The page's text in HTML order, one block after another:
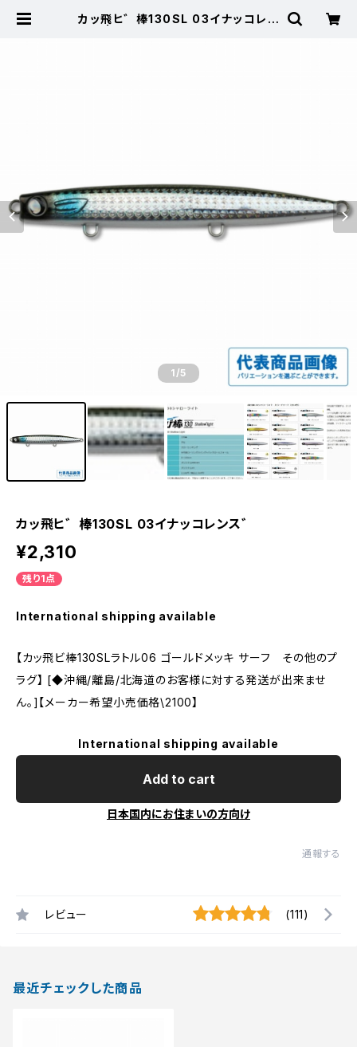
カッ飛ヒ゛棒130SL 03イナッコレン
1/5
カッ飛ヒ゛棒130SL 03イナッコレンス゛
¥2,310
残り1点
International shipping available
【カッ飛ビ棒130SLラトル06 ゴールドメッキ サーフ その他のプ
ラグ】 [◆沖縄/離島/北海道のお客様に対する発送が出来ませ
ん。]【メーカー希望小売価格\2100】
International shipping available
Add to cart
日本国内にお住まいの方向け
通報する
レビュー (111)
最近チェックした商品